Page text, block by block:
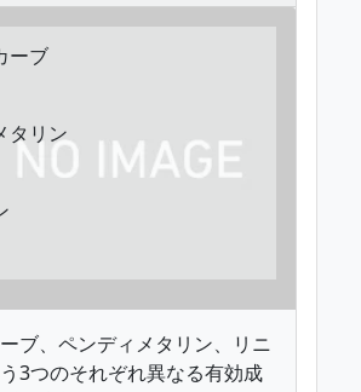
ーブ
タリン
ブ、ペンディメタリン、リニ
3つのそれぞれ異なる有効成